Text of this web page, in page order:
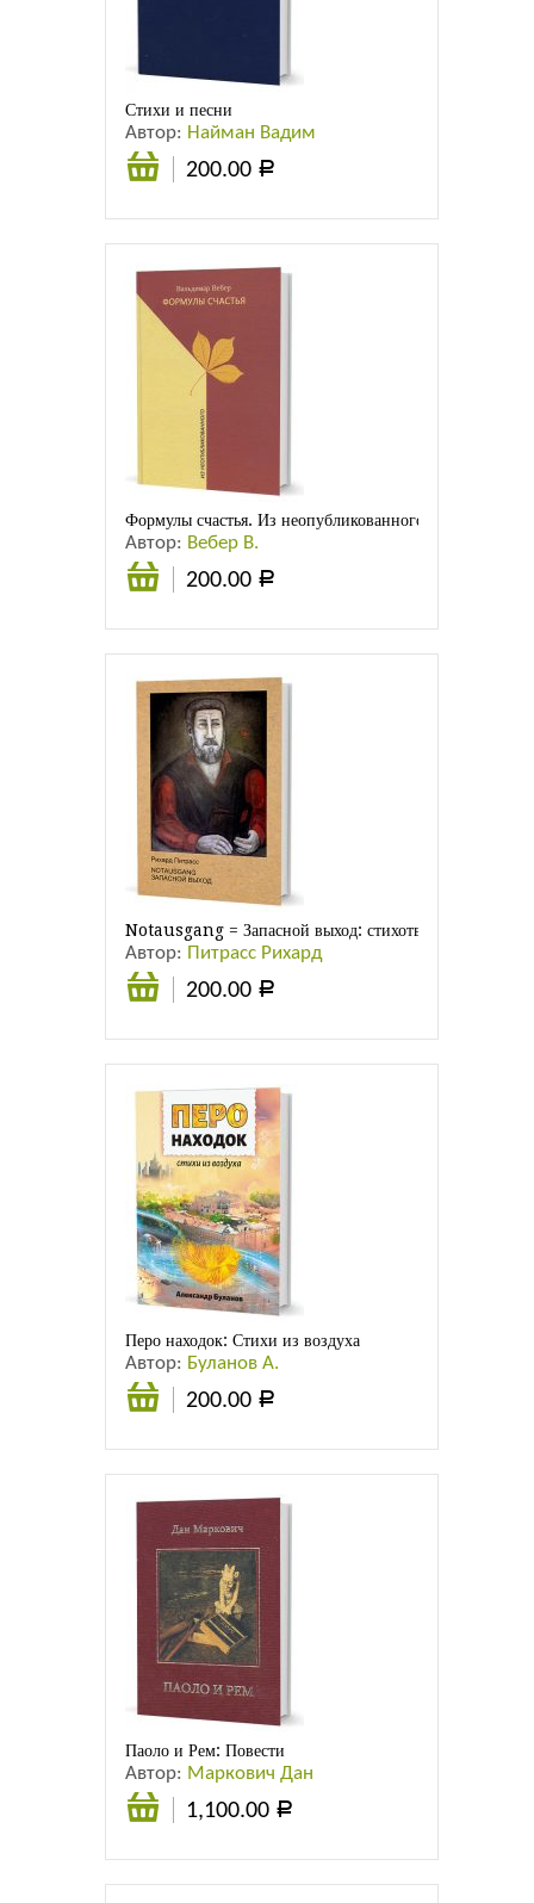
Стихи и песни
Автор: Найман Вадим
200.00 Р
Формулы счастья. Из неопубликованного.
Автор: Вебер В.
200.00 Р
Notausgang = Запасной выход: стихотворения
Автор: Питрасс Рихард
200.00 Р
Перо находок: Стихи из воздуха
Автор: Буланов А.
200.00 Р
Паоло и Рем: Повести
Автор: Маркович Дан
1,100.00 Р